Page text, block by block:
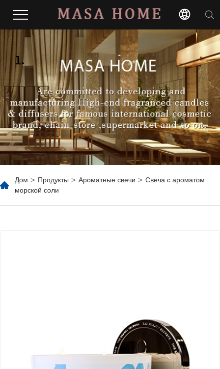
1.
Дом > Продукты > Ароматные свечи > Свеча с ароматом
морской соли